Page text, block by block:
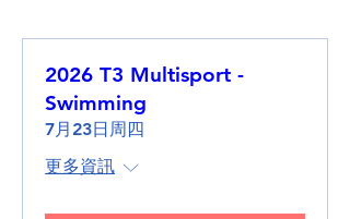
2026 T3 Multisport -
Swimming
7月23日周四
更多資訊